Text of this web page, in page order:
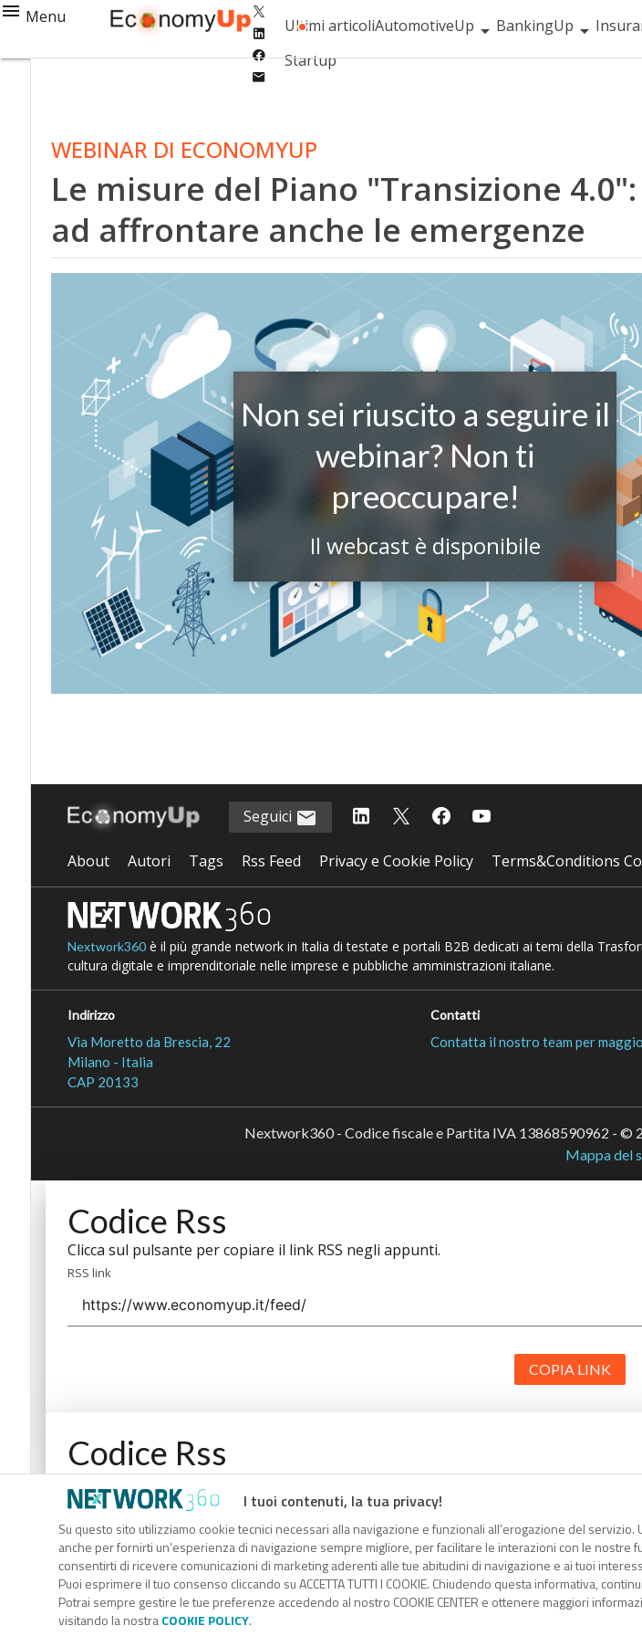
Menu
Linkedin
Facebook
Ultimi articoliAutomotiveUp BankingUp
Startup
WEBINAR DI ECONOMYUP
Le misure del Piano "Transizione
ad affrontare anche le emergenze
Non sei riuscito a seguire il
webinar? Non ti
preoccupare!
Il webcast è disponibile
I tuoi contenuti, la tua privacy!
Su questo sito utilizziamo cookie tecnici necessari alla navigazione e funzionali all’erogazione del servizio.
anche per fornirti un’esperienza di navigazione sempre migliore, per facilitare le interazioni con le nostre
consentirti di ricevere comunicazioni di marketing aderenti alle tue abitudini di navigazione e ai tuoi
Puoi esprimere il tuo consenso cliccando su ACCETTA TUTTI I COOKIE. Chiudendo questa informativa,
Potrai sempre gestire le tue preferenze accedendo al nostro COOKIE CENTER e ottenere maggiori
visitando la nostraCOOKIE POLICY.
Seguici
About Autori Tags Rss Feed Privacy e Cookie Policy Terms&Conditions
Nextwork360è il più grande network in Italia di testate e portali B2B dedicati ai temi della
cultura digitale e imprenditoriale nelle imprese e pubbliche amministrazioni italiane.
Indirizzo
Via Moretto da Brescia, 22
Milano - Italia
CAP 20133
Contatti
Contatta il nostro team per
Nextwork360 - Codice fiscale e Partita IVA 13868590962 - ©
Mappa del
Codice Rss
Clicca sul pulsante per copiare il link RSS negli appunti.
RSS link
COPIA LINK
Codice Rss
RSS link
COPIA LINK